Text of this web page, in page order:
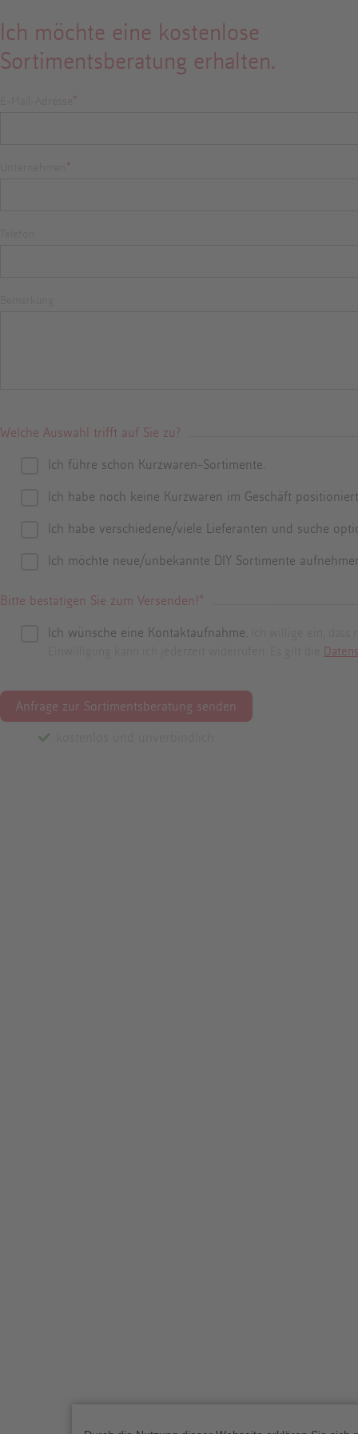
Ich möchte eine kostenlose
Sortimentsberatung erhalten.
*
*
Welche Auswahl trifft auf Sie zu?
Ich führe schon Kurzwaren-Sortimente.
Ich habe noch keine Kurzwaren im Geschäft
Ich habe verschiedene/viele Lieferanten und suche
Ich möchte neue/unbekannte DIY Sortimente
Bitte bestätigen Sie zum Versenden!*
Ich wünsche eine Kontaktaufnahme.
Anfrage zur Sortimentsberatung senden